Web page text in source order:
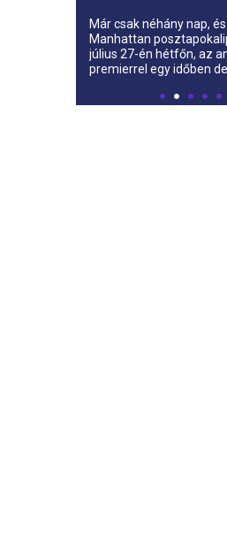
Már csak néhány nap,
Manhattan
július 27-én hétfőn, az
premierrel egy időben
City harmadik évada.